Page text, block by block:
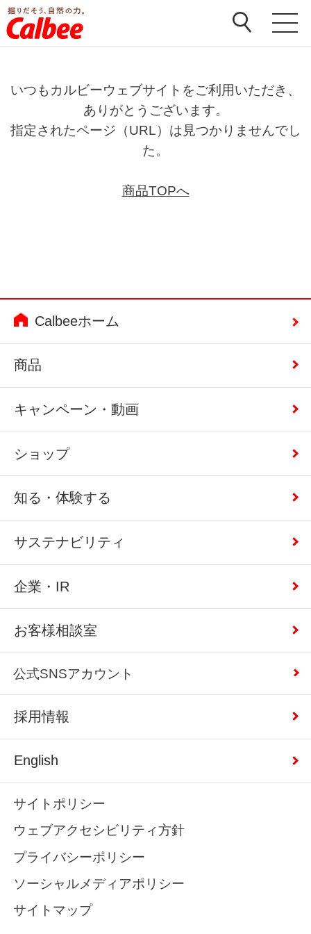
いつもカルビーウェブサイトをご利用いただき、
ありがとうございます。
指定されたページ（URL）は見つかりませんでし
た。
商品TOPへ
Calbeeホーム
商品
キャンペーン・動画
ショップ
知る・体験する
サステナビリティ
企業・IR
お客様相談室
公式SNSアカウント
採用情報
English
サイトポリシー
ウェブアクセシビリティ方針
プライバシーポリシー
ソーシャルメディアポリシー
サイトマップ